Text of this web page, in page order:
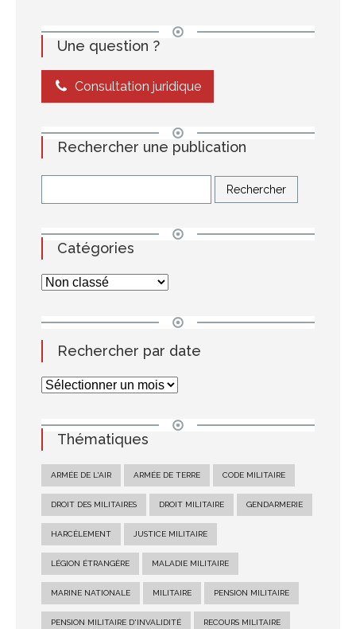
Une question ?
Consultation juridique
Rechercher une publication
Catégories
Rechercher par date
Thématiques
ARMÉE DE L'AIR ARMÉE DE TERRE CODE MILITAIRE
DROIT DES MILITAIRES DROIT MILITAIRE GENDARMERIE
HARCÈLEMENT JUSTICE MILITAIRE
LÉGION ÉTRANGÈRE MALADIE MILITAIRE
MARINE NATIONALE MILITAIRE PENSION MILITAIRE
PENSION MILITAIRE D'INVALIDITÉ RECOURS MILITAIRE